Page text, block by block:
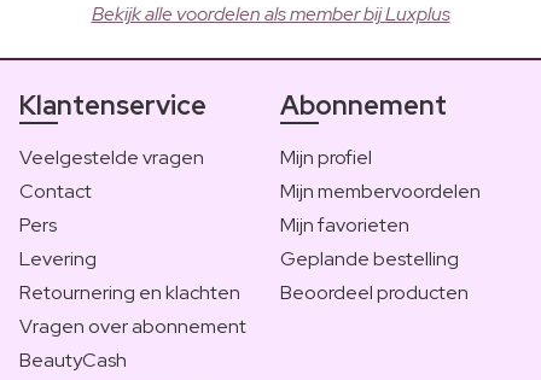
Bekijk alle voordelen als member bij Luxplus
Klantenservice
Veelgestelde vragen
Contact
Pers
Levering
Retournering en klachten
Vragen over abonnement
BeautyCash
Abonnement
Mijn profiel
Mijn membervoordelen
Mijn favorieten
Geplande bestelling
Beoordeel producten